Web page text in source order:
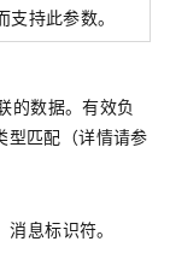
持此参数。
的数据。有效负
型匹配（详情请参
息标识符。